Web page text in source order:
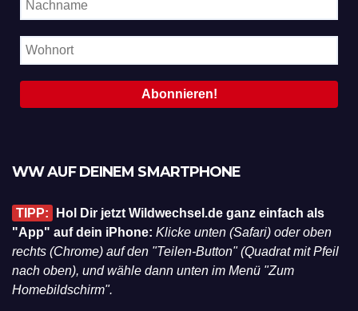
WW AUF DEINEM SMARTPHONE
TIPP:
Hol Dir jetzt Wildwechsel.de ganz einfach als
"App" auf dein iPhone: Klicke unten (Safari) oder oben
rechts (Chrome) auf den "Teilen-Button" (Quadrat mit Pfeil
nach oben), und wähle dann unten im Menü "Zum
Homebildschirm".